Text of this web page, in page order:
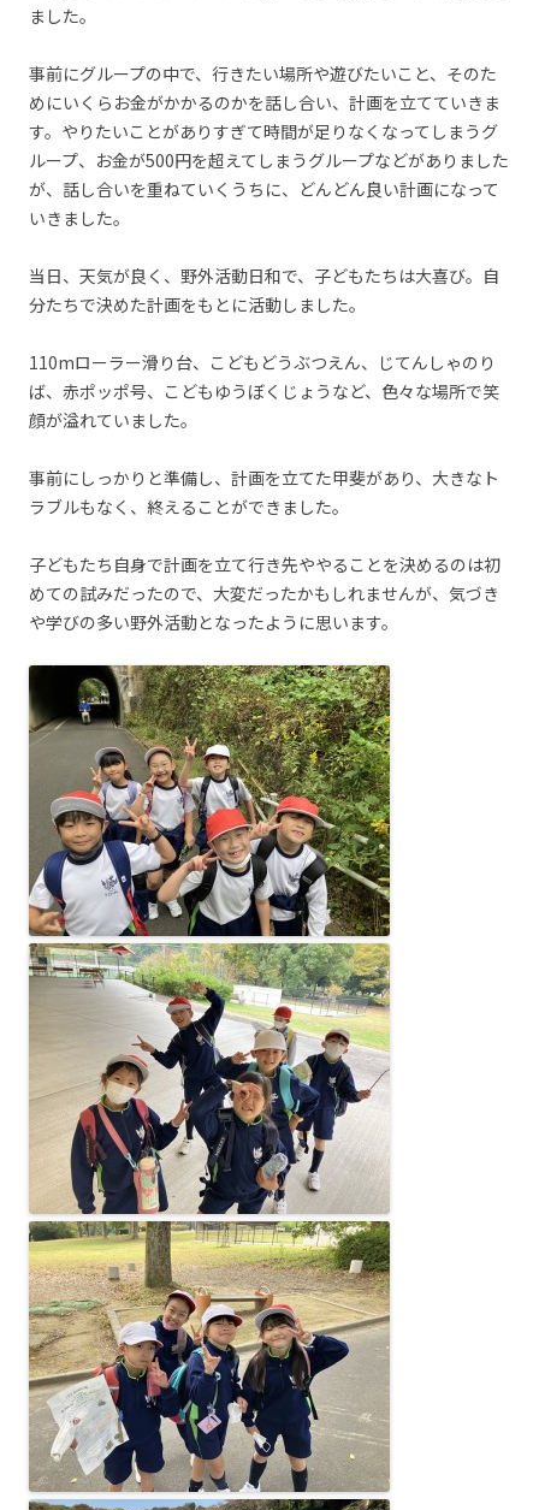
ました。
事前にグループの中で、行きたい場所や遊びたいこと、そのた
めにいくらお金がかかるのかを話し合い、計画を立てていきま
す。やりたいことがありすぎて時間が足りなくなってしまうグ
ループ、お金が500円を超えてしまうグループなどがありました
が、話し合いを重ねていくうちに、どんどん良い計画になって
いきました。
当日、天気が良く、野外活動日和で、子どもたちは大喜び。自
分たちで決めた計画をもとに活動しました。
110mローラー滑り台、こどもどうぶつえん、じてんしゃのり
ば、赤ポッポ号、こどもゆうぼくじょうなど、色々な場所で笑
顔が溢れていました。
事前にしっかりと準備し、計画を立てた甲斐があり、大きなト
ラブルもなく、終えることができました。
子どもたち自身で計画を立て行き先ややることを決めるのは初
めての試みだったので、大変だったかもしれませんが、気づき
や学びの多い野外活動となったように思います。